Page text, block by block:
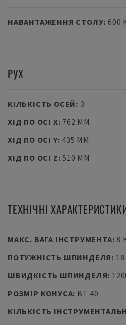
НАВАНТАЖЕННЯ СТОЛУ: 600
РУХ
КІЛЬКІСТЬ ОСЕЙ: 3
ХІД ПО ОСІ X: 762 MM
ХІД ПО ОСІ Y: 435 MM
ХІД ПО ОСІ Z:510 MM
ТЕХНІЧНІ
МАКС. ВАГА ІНСТРУМЕНТА: 8
ПОТУЖНІСТЬ ШПИНДЕЛЯ:
ШВИДКІСТЬ ШПИНДЕЛЯ:
РОЗМІР КОНУСА: BT 40
КІЛЬКІСТЬ